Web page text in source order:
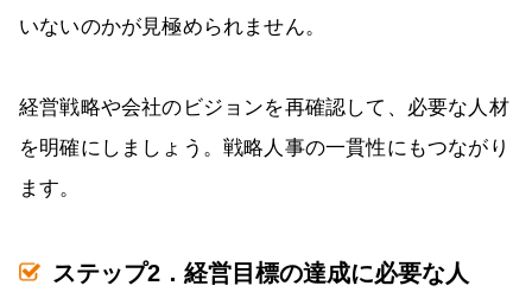
いないのかが見極められません。
経営戦略や会社のビジョンを再確認して、必要な人材
を明確にしましょう。戦略人事の一貫性にもつながり
ます。
ステップ2．経営目標の達成に必要な人